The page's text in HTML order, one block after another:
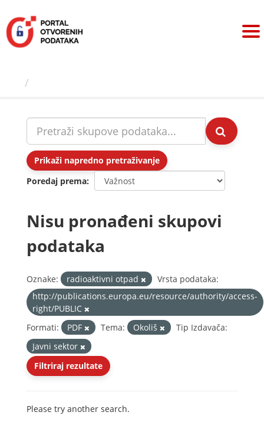
sadržaj
Prikaži napredno pretraživanje
Poredaj prema
Nisu pronađeni skupovi
podataka
Oznake: radioaktivni otpad
Vrsta podataka:
http://publications.europa.eu/resource/authority/access-
right/PUBLIC
Formati:
PDF Tema: Okoliš
Tip Izdavača:
Javni sektor
Filtriraj rezultate
Please try another search.